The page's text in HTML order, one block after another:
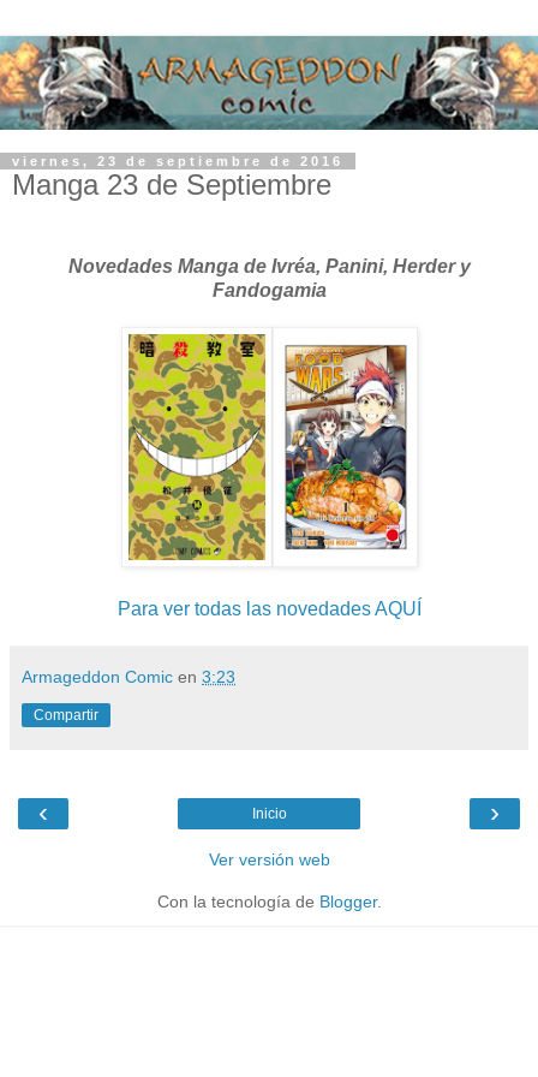
viernes, 23 de septiembre de 2016
Manga 23 de Septiembre
Novedades Manga de Ivréa, Panini, Herder y
Fandogamia
Para ver todas las novedades AQUÍ
Armageddon Comic en 3:23
Compartir
‹ ›
Inicio
Ver versión web
Con la tecnología de Blogger.